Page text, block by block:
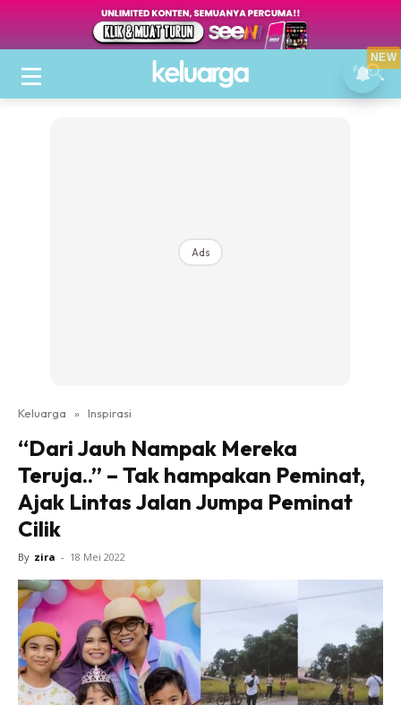
Ads
Keluarga » Inspirasi
“Dari Jauh Nampak Mereka
Teruja..” – Tak hampakan Peminat,
Ajak Lintas Jalan Jumpa Peminat
Cilik
By zira - 18 Mei 2022
NEW